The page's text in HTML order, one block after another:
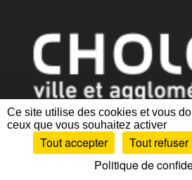
Ce site utilise des cookies et vous
ceux que vous souhaitez activer
Tout accepter Tout refuser
Politique de
Mentions légales|Politique de
des cookies |Plan du site Accessibilité :